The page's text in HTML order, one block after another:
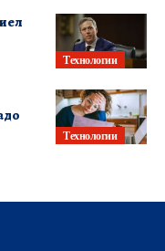
Технологии
Технологии